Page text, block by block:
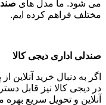
می شود. ما مدل های
مختلف فراهم کرده ایم.
صندلی اداری دیجی کالا
اگر به دنبال خرید
در دیجی کالا نیز قابل
آنلاین و تحویل سریع بهره